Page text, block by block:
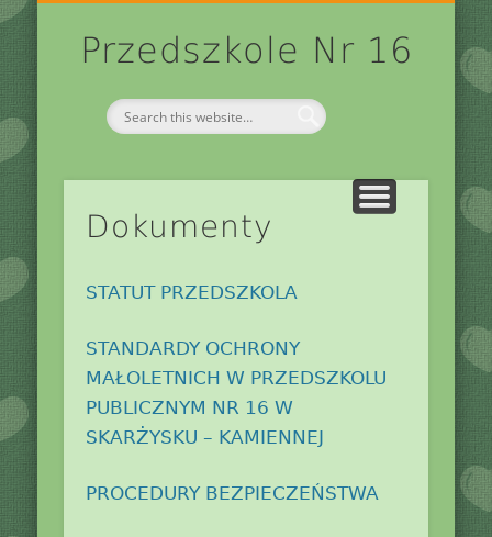
Przedszkole Nr 16
Dokumenty
STATUT PRZEDSZKOLA
STANDARDY OCHRONY
MAŁOLETNICH W PRZEDSZKOLU
PUBLICZNYM NR 16 W
SKARŻYSKU – KAMIENNEJ
PROCEDURY BEZPIECZEŃSTWA